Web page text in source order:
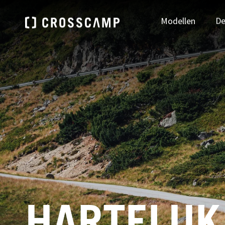
Modellen
Zoek je dealer
NAAR DEALER ZOEKEN
DEUTSCHLAND
Deutsch
FRANCE
Français